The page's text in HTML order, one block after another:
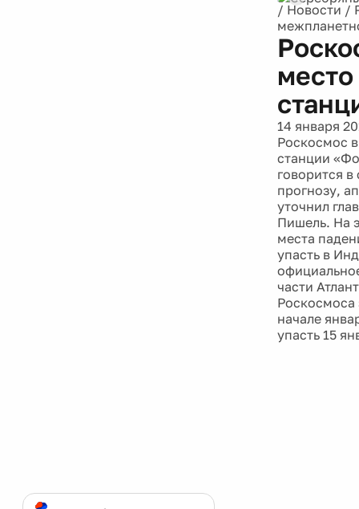
/ Новости /
14 января
Роскосмос
станции
говорится
прогнозу,
уточнил
Пишель. На
места
упасть в
части
Роскосмоса
начале
упасть 15